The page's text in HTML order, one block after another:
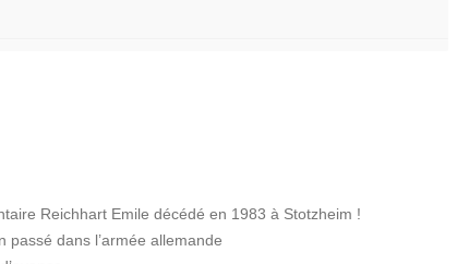
Reichhart Emile décédé en 1983 à Stotzheim !
dans l’armée allemande